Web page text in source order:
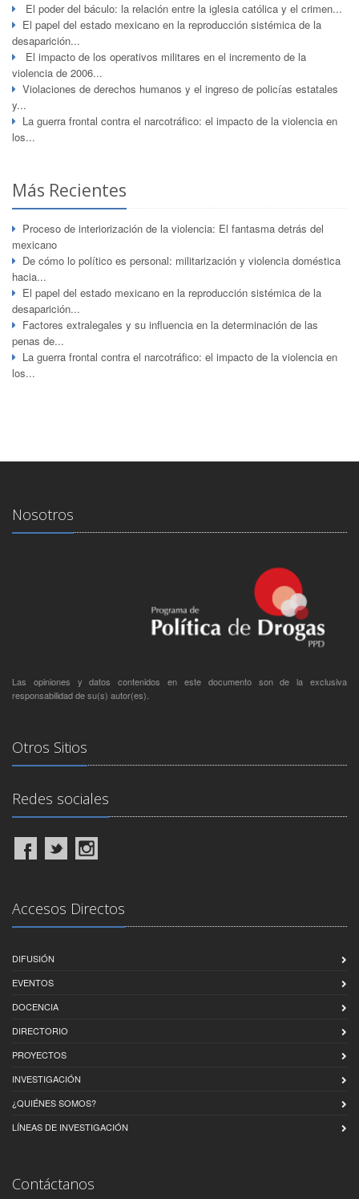
El poder del báculo: la relación entre la iglesia católica y el crimen...
El papel del estado mexicano en la reproducción sistémica de la
desaparición...
El impacto de los operativos militares en el incremento de la
violencia de 2006...
Violaciones de derechos humanos y el ingreso de policías estatales
y...
La guerra frontal contra el narcotráfico: el impacto de la violencia en
los...
Más Recientes
Proceso de interiorización de la violencia: El fantasma detrás del
mexicano
De cómo lo político es personal: militarización y violencia doméstica
hacia...
El papel del estado mexicano en la reproducción sistémica de la
desaparición...
Factores extralegales y su influencia en la determinación de las
penas de...
La guerra frontal contra el narcotráfico: el impacto de la violencia en
los...
Nosotros
Las opiniones y datos contenidos en este documento son de la exclusiva
responsabilidad de su(s) autor(es).
Otros Sitios
Redes sociales
Accesos Directos
DIFUSIÓN
EVENTOS
DOCENCIA
DIRECTORIO
PROYECTOS
INVESTIGACIÓN
¿QUIÉNES SOMOS?
LÍNEAS DE INVESTIGACIÓN
Contáctanos